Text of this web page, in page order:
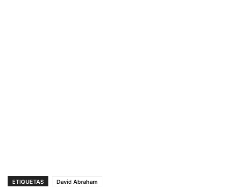
ETIQUETAS David Abraham